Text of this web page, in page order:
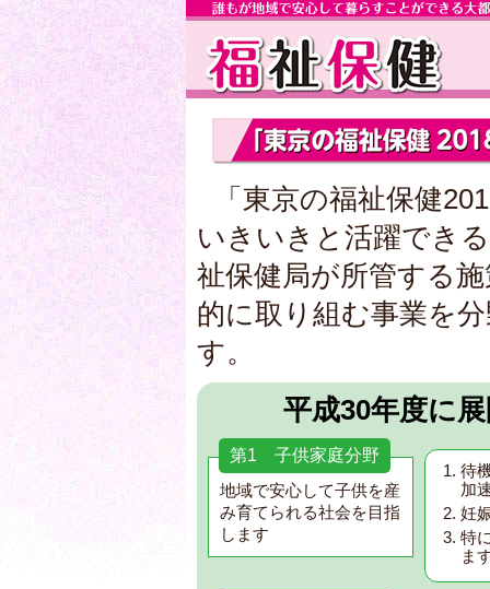
「東京の福祉保健
いきいきと活躍でき
祉保健局が所管する
的に取り組む事業を
す。
平成30年度に
第1 子供家庭分野
地域で安心して子供を産
み育てられる社会を目指
します
待
加
妊
特
ま